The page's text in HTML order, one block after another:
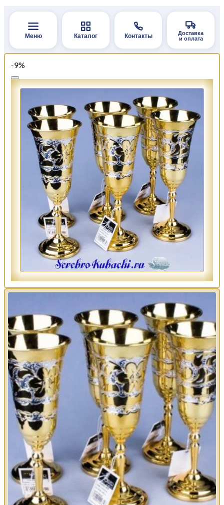
Меню Каталог Контакты
Доставка
и оплата
-9%